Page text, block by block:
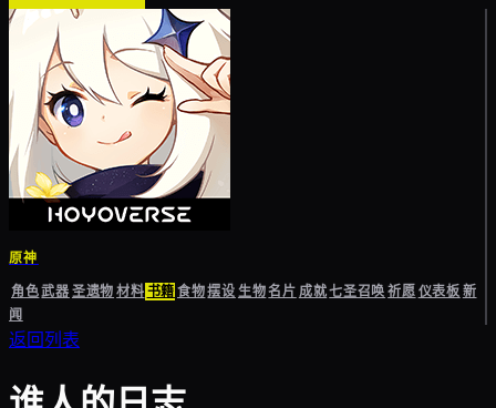
原神
角色武器圣遗物材料书籍食物摆设生物名片成就七圣召唤祈愿仪表板新
闻
返回列表